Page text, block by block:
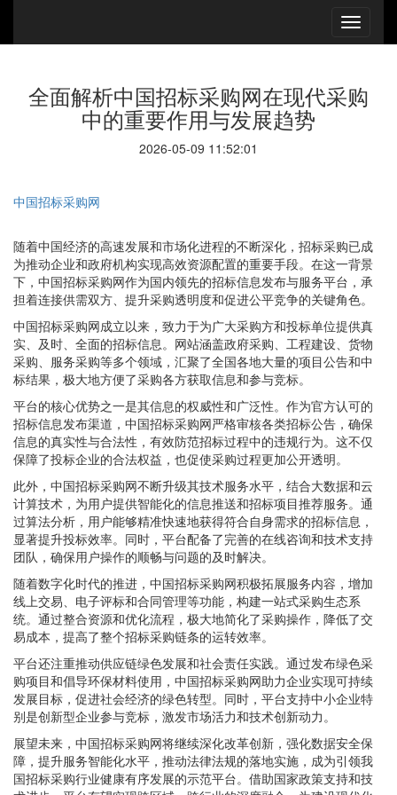
全面解析中国招标采购网在现代采购
中的重要作用与发展趋势
2026-05-09 11:52:01
中国招标采购网
随着中国经济的高速发展和市场化进程的不断深化，招标采购已成
为推动企业和政府机构实现高效资源配置的重要手段。在这一背景
下，中国招标采购网作为国内领先的招标信息发布与服务平台，承
担着连接供需双方、提升采购透明度和促进公平竞争的关键角色。
中国招标采购网成立以来，致力于为广大采购方和投标单位提供真
实、及时、全面的招标信息。网站涵盖政府采购、工程建设、货物
采购、服务采购等多个领域，汇聚了全国各地大量的项目公告和中
标结果，极大地方便了采购各方获取信息和参与竞标。
平台的核心优势之一是其信息的权威性和广泛性。作为官方认可的
招标信息发布渠道，中国招标采购网严格审核各类招标公告，确保
信息的真实性与合法性，有效防范招标过程中的违规行为。这不仅
保障了投标企业的合法权益，也促使采购过程更加公开透明。
此外，中国招标采购网不断升级其技术服务水平，结合大数据和云
计算技术，为用户提供智能化的信息推送和招标项目推荐服务。通
过算法分析，用户能够精准快速地获得符合自身需求的招标信息，
显著提升投标效率。同时，平台配备了完善的在线咨询和技术支持
团队，确保用户操作的顺畅与问题的及时解决。
随着数字化时代的推进，中国招标采购网积极拓展服务内容，增加
线上交易、电子评标和合同管理等功能，构建一站式采购生态系
统。通过整合资源和优化流程，极大地简化了采购操作，降低了交
易成本，提高了整个招标采购链条的运转效率。
平台还注重推动供应链绿色发展和社会责任实践。通过发布绿色采
购项目和倡导环保材料使用，中国招标采购网助力企业实现可持续
发展目标，促进社会经济的绿色转型。同时，平台支持中小企业特
别是创新型企业参与竞标，激发市场活力和技术创新动力。
展望未来，中国招标采购网将继续深化改革创新，强化数据安全保
障，提升服务智能化水平，推动法律法规的落地实施，成为引领我
国招标采购行业健康有序发展的示范平台。借助国家政策支持和技